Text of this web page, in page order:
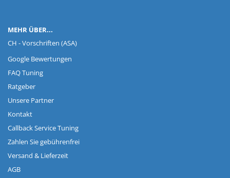
MEHR ÜBER...
CH - Vorschriften (ASA)
Google Bewertungen
FAQ Tuning
Ratgeber
Unsere Partner
Kontakt
Callback Service Tuning
Zahlen Sie gebührenfrei
Versand & Lieferzeit
AGB